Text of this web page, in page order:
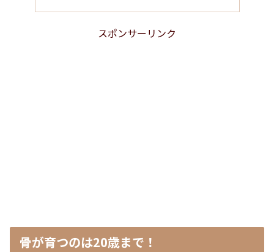
スポンサーリンク
骨が育つのは20歳まで！